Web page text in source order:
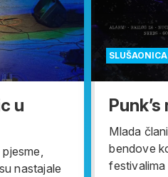
u
nastajale
SLUŠAONICA
Mlada
bendove
festivalima